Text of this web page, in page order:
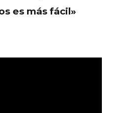
es más fácil»